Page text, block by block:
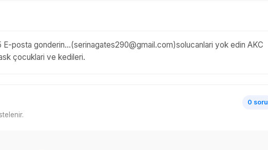
posta gonderin...(serinagates290@gmail.com)solucanlari yok edin AKC
çocuklari ve kedileri.
0 soru